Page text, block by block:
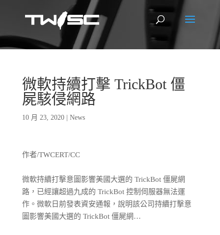
微軟持續打擊 TrickBot 僵
屍駭侵網路
10 月 23, 2020| News
作者/TWCERT/CC
微軟持續打擊意圖影響美國大選的 TrickBot 僵屍網
路，已經讓超過九成的 TrickBot 控制伺服器無法運
作。微軟日前發表資安通報，說明該公司持續打擊意
圖影響美國大選的 TrickBot 僵屍網…